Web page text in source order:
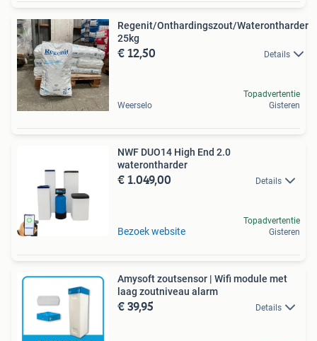
Regenit/Onthardingszout/Waterontharder
25kg
€ 12,50 Details
Weerselo
Topadvertentie
Gisteren
NWF DUO14 High End 2.0
waterontharder
€ 1.049,00 Details
Bezoek website
Topadvertentie
Gisteren
Amysoft zoutsensor | Wifi module met
laag zoutniveau alarm
€ 39,95 Details